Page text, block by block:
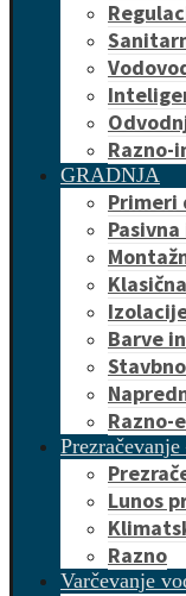
Razno-
GRADNJA
Primeri
Barve
Razno-
Lunos
Razno
Varčevanje